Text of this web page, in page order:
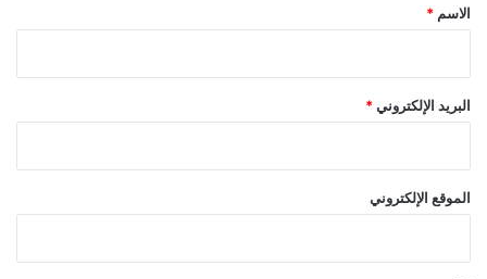
*
الاسم *
البريد الإلكتروني *
الموقع الإلكتروني